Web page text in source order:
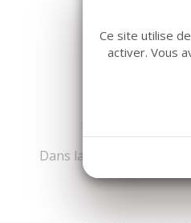
Dans la même famille
Ce site utilise
activer. Vous